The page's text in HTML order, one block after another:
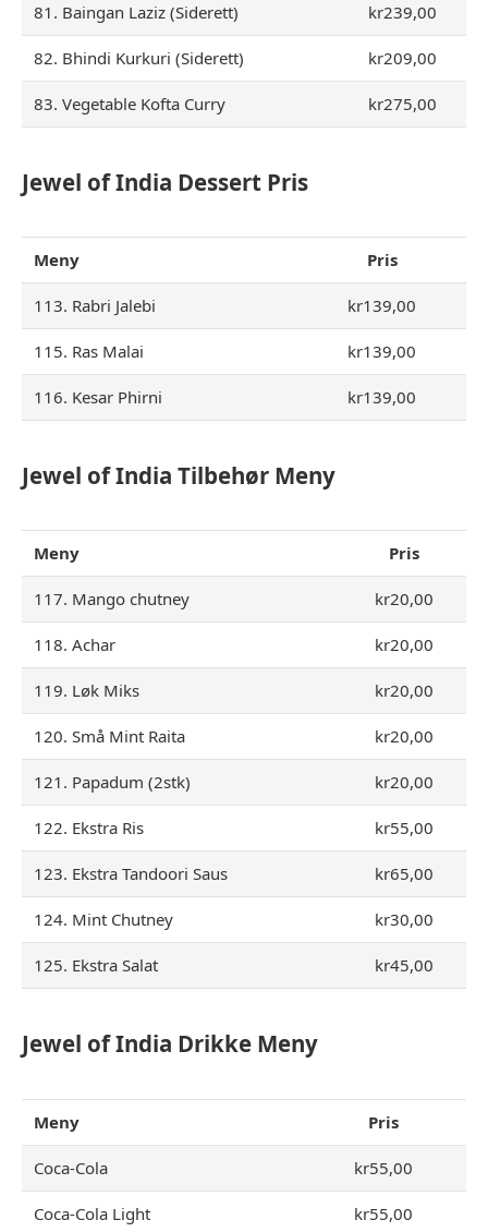
81. Baingan Laziz (Siderett) kr239,00
82. Bhindi Kurkuri (Siderett) kr209,00
83. Vegetable Kofta Curry kr275,00
Jewel of India Dessert Pris
Meny Pris
113. Rabri Jalebi kr139,00
115. Ras Malai kr139,00
116. Kesar Phirni kr139,00
Jewel of India Tilbehør Meny
Meny Pris
117. Mango chutney kr20,00
118. Achar kr20,00
119. Løk Miks kr20,00
120. Små Mint Raita kr20,00
121. Papadum (2stk) kr20,00
122. Ekstra Ris kr55,00
123. Ekstra Tandoori Saus kr65,00
124. Mint Chutney kr30,00
125. Ekstra Salat kr45,00
Jewel of India Drikke Meny
Meny Pris
Coca-Cola kr55,00
Coca-Cola Light kr55,00